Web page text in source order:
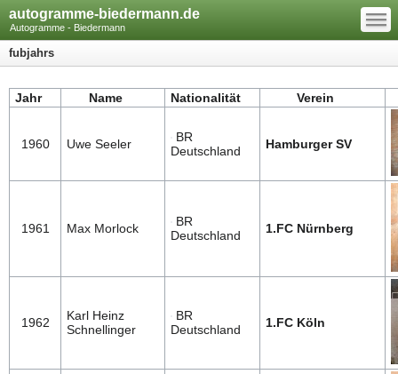
autogramme-biedermann.de
Autogramme - Biedermann
—
—
—
fubjahrs
Jahr Name Nationalität Verein
1960 Uwe Seeler
BR
Deutschland
Hamburger SV
1961 Max Morlock
BR
Deutschland
1.FC Nürnberg
1962
Karl Heinz
Schnellinger
BR
Deutschland
1.FC Köln